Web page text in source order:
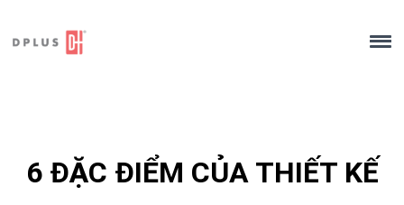
content
6 ĐẶC ĐIỂM CỦA THIẾT KẾ